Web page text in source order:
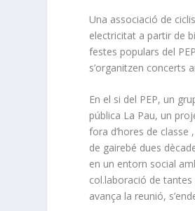
Una associació de
electricitat a partir de
festes populars del
s’organitzen concerts
En el si del PEP, un
pública La Pau, un
fora d’hores de classe
de gairebé dues
en un entorn social
col.laboració de
avança la reunió,